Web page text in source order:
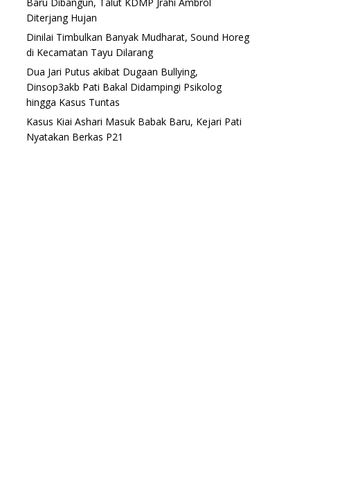
Diterjang Hujan
Dinilai Timbulkan Banyak Mudharat, Sound Horeg
di Kecamatan Tayu Dilarang
Dua Jari Putus akibat Dugaan Bullying,
Dinsop3akb Pati Bakal Didampingi Psikolog
hingga Kasus Tuntas
Kasus Kiai Ashari Masuk Babak Baru, Kejari Pati
Nyatakan Berkas P21